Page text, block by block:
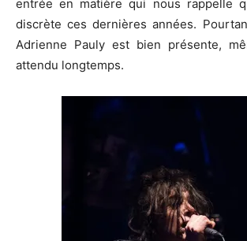
entrée en matière qui nous rappelle
discrète ces dernières années.
Adrienne Pauly est bien présente,
attendu longtemps.